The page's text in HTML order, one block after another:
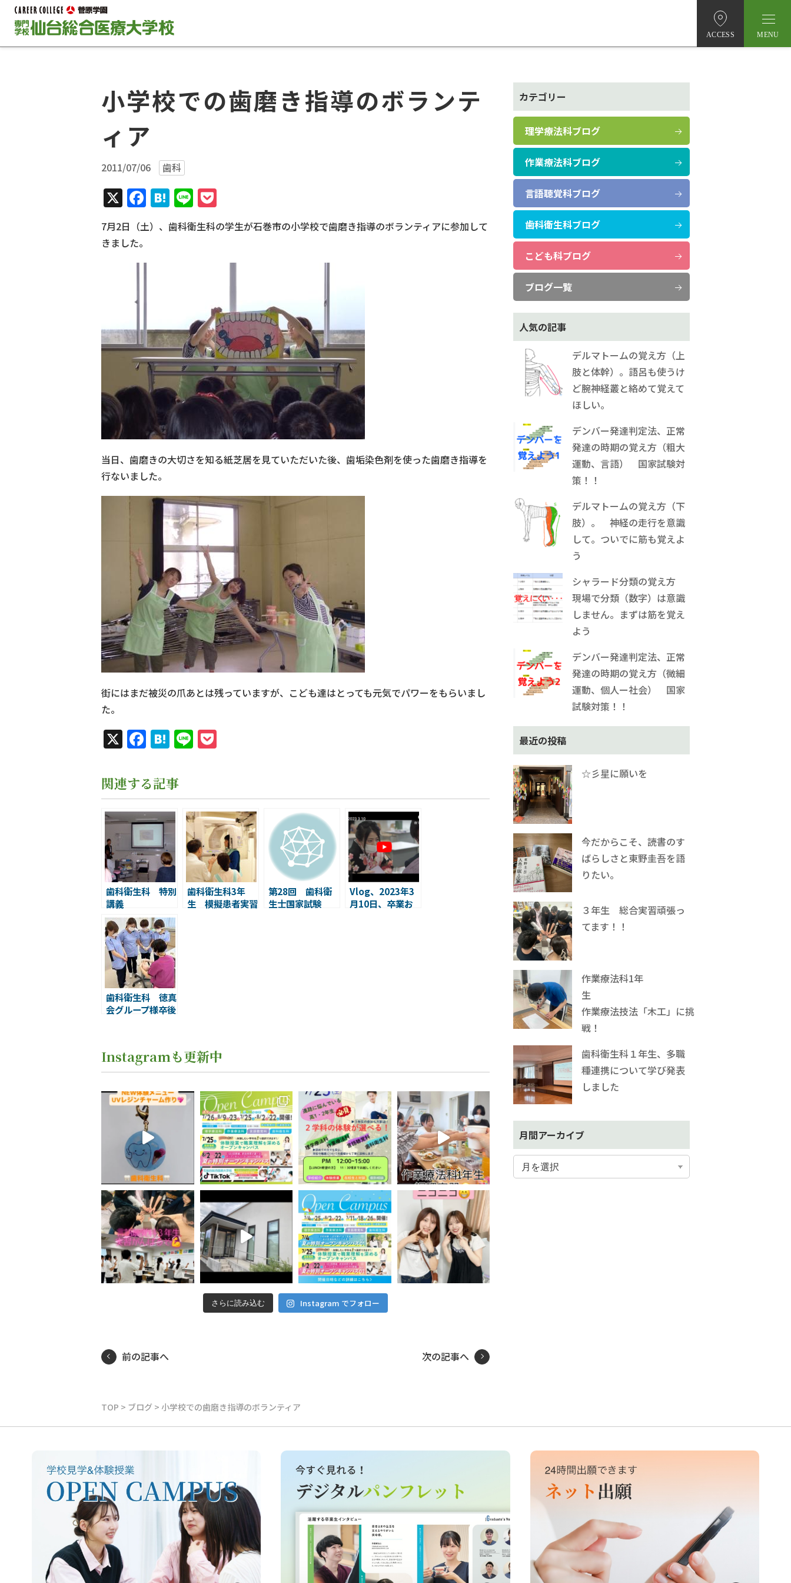
ACCESS
小学校での歯磨き指導のボランテ
ィア
2011/07/06 歯科
X Facebook
Hatena
Line
7月2日（土）、歯科衛生科の学生が石巻市の小学校で歯磨き指導のボランティアに参加して
きました。
当日、歯磨きの大切さを知る紙芝居を見ていただいた後、歯垢染色剤を使った歯磨き指導を
行ないました。
街にはまだ被災の爪あとは残っていますが、こども達はとっても元気でパワーをもらいまし
た。
X Facebook
Hatena
Line
関連する記事
歯科衛生科 特別
講義
歯科衛生科3年
生 模擬患者実習
第28回 歯科衛
生士国家試験
Vlog、2023年3
月10日、卒業お
歯科衛生科 徳真
会グループ様卒後
Instagramも更新中
さらに読み込む Instagram でフォロー
前の記事へ 次の記事へ
カテゴリー
理学療法科ブログ
作業療法科ブログ
言語聴覚科ブログ
歯科衛生科ブログ
こども科ブログ
ブログ一覧
人気の記事
デルマトームの覚え方（上
肢と体幹）。語呂も使うけ
ど腕神経叢と絡めて覚えて
ほしい。
デンバー発達判定法、正常
発達の時期の覚え方（粗大
運動、言語） 国家試験対
策！！
デルマトームの覚え方（下
肢）。 神経の走行を意識
して。ついでに筋も覚えよ
う
シャラード分類の覚え方
現場で分類（数字）は意識
しません。まずは筋を覚え
よう
デンバー発達判定法、正常
発達の時期の覚え方（微細
運動、個人ー社会） 国家
試験対策！！
最近の投稿
☆彡星に願いを
今だからこそ、読書のす
ばらしさと東野圭吾を語
りたい。
３年生 総合実習頑張っ
てます！！
作業療法科1年
生
作業療法技法「木工」に挑
戦！
歯科衛生科１年生、多職
種連携について学び発表
しました
月間アーカイブ
TOP > ブログ > 小学校での歯磨き指導のボランティア